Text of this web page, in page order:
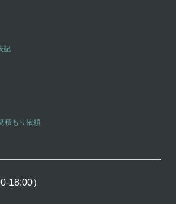
記
積もり依頼
18:00）